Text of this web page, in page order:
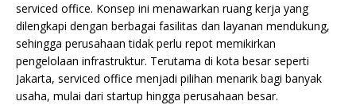
serviced office. Konsep ini menawarkan ruang kerja yang
dilengkapi dengan berbagai fasilitas dan layanan mendukung,
sehingga perusahaan tidak perlu repot memikirkan
pengelolaan infrastruktur. Terutama di kota besar seperti
Jakarta, serviced office menjadi pilihan menarik bagi banyak
usaha, mulai dari startup hingga perusahaan besar.